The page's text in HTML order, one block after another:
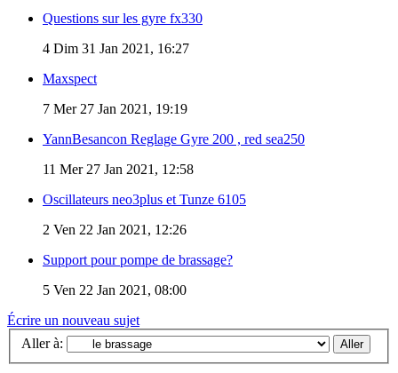
Questions sur les gyre fx330
4 Dim 31 Jan 2021, 16:27
Maxspect
7 Mer 27 Jan 2021, 19:19
YannBesancon Reglage Gyre 200 , red sea250
11 Mer 27 Jan 2021, 12:58
Oscillateurs neo3plus et Tunze 6105
2 Ven 22 Jan 2021, 12:26
Support pour pompe de brassage?
5 Ven 22 Jan 2021, 08:00
Écrire un nouveau sujet
Aller à: